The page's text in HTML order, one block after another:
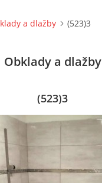
a dlažby (523)3
Obklady a dlažby
(523)3